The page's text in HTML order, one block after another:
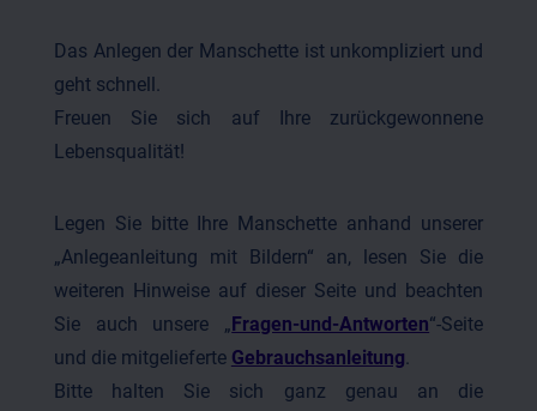
Das Anlegen der Manschette ist unkompliziert und
geht schnell.
Freuen Sie sich auf Ihre zurückgewonnene
Lebensqualität!
Legen Sie bitte Ihre Manschette anhand unserer
„Anlegeanleitung mit Bildern“ an, lesen Sie die
weiteren Hinweise auf dieser Seite und beachten
Sie auch unsere „Fragen-und-Antworten“-Seite
und die mitgelieferte Gebrauchsanleitung.
Bitte halten Sie sich ganz genau an die